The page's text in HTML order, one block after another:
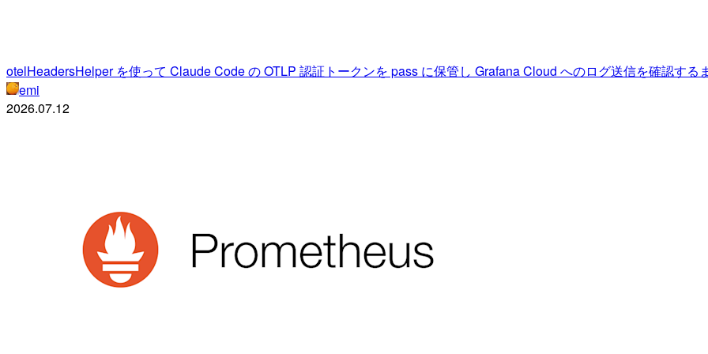
otelHeadersHelper を使って Claude Code の OTLP 認証トークンを pass に保管し Grafana Cloud へのログ送信を確認する
emi
2026.07.12